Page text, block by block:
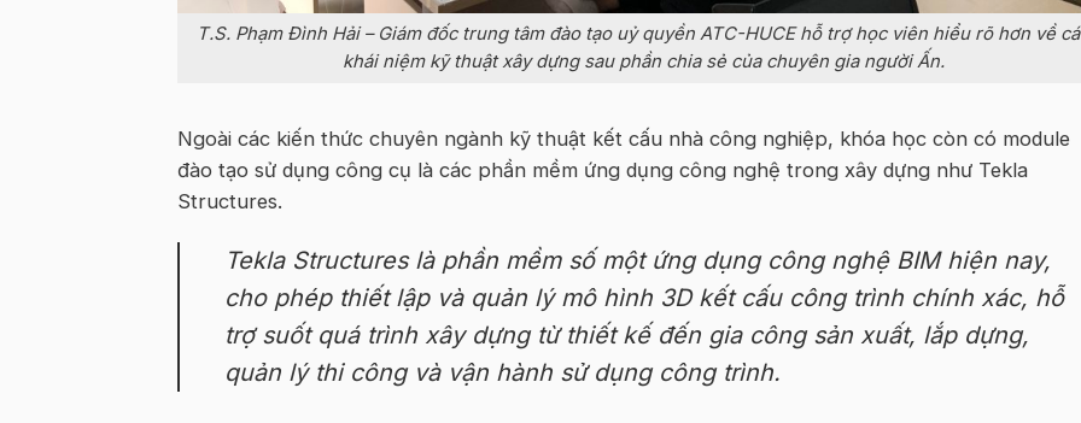
T.S. Phạm Đình Hải – Giám đốc trung tâm đào tạo uỷ quyền ATC-HUCE hỗ trợ học viên hiểu rõ hơn về
khái niệm kỹ thuật xây dựng sau phần chia sẻ của chuyên gia người Ấn.
Ngoài các kiến thức chuyên ngành kỹ thuật kết cấu nhà công nghiệp, khóa học còn có module
đào tạo sử dụng công cụ là các phần mềm ứng dụng công nghệ trong xây dựng như Tekla
Structures.
Tekla Structures là phần mềm số một ứng dụng công nghệ BIM hiện nay,
cho phép thiết lập và quản lý mô hình 3D kết cấu công trình chính xác, hỗ
trợ suốt quá trình xây dựng từ thiết kế đến gia công sản xuất, lắp dựng,
quản lý thi công và vận hành sử dụng công trình.